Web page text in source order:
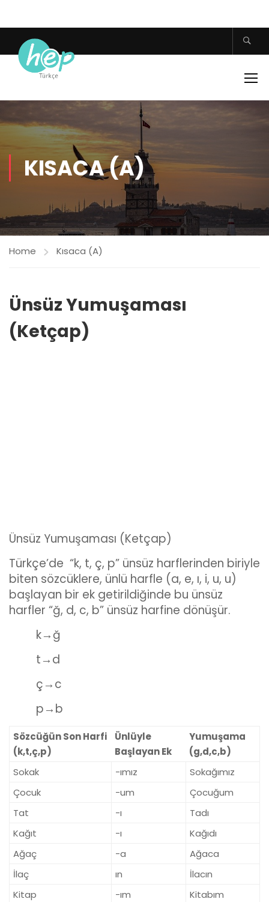
KISACA (A)
Home Kısaca (A)
Ünsüz Yumuşaması
(Ketçap)
Ünsüz Yumuşaması (Ketçap)
Türkçe’de “k, t, ç, p” ünsüz harflerinden biriyle
biten sözcüklere, ünlü harfle (a, e, ı, i, u, u)
başlayan bir ek getirildiğinde bu ünsüz
harfler “ğ, d, c, b” ünsüz harfine dönüşür.
k→ğ
t→d
ç→c
p→b
Sözcüğün Son Harfi
(k,t,ç,p)
Ünlüyle
Başlayan Ek
Yumuşama
(g,d,c,b)
Sokak
-ımız
Sokağımız
Çocuk
-um
Çocuğum
Tat
-ı
Tadı
Kağıt
-ı
Kağıdı
Ağaç
-a
Ağaca
İlaç
ın
İlacın
Kitap
-ım
Kitabım